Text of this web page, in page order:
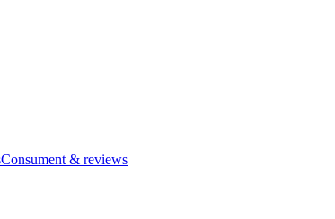
Consument & reviews